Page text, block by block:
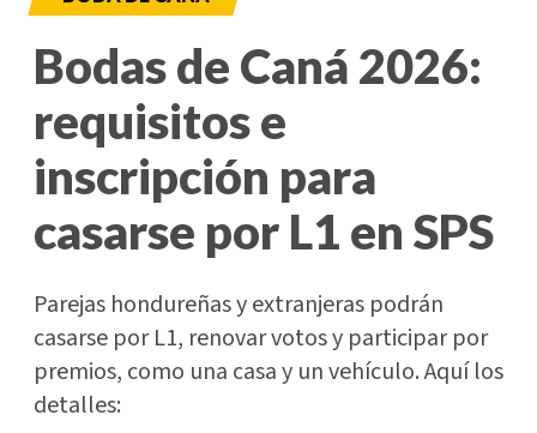
Bodas de Caná 2026:
requisitos e
inscripción para
casarse por L1 en SPS
Parejas hondureñas y extranjeras podrán
casarse por L1, renovar votos y participar por
premios, como una casa y un vehículo. Aquí los
detalles: